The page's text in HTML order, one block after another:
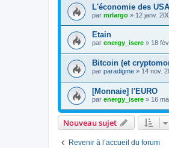
L'économie des
par mrlargo » 12 janv.
Etain
par energy_isere » 18
Bitcoin (et
par paradigme » 14 nov.
[Monnaie] l'EURO
par energy_isere » 16
Nouveau sujet
Revenir à l’accueil du forum